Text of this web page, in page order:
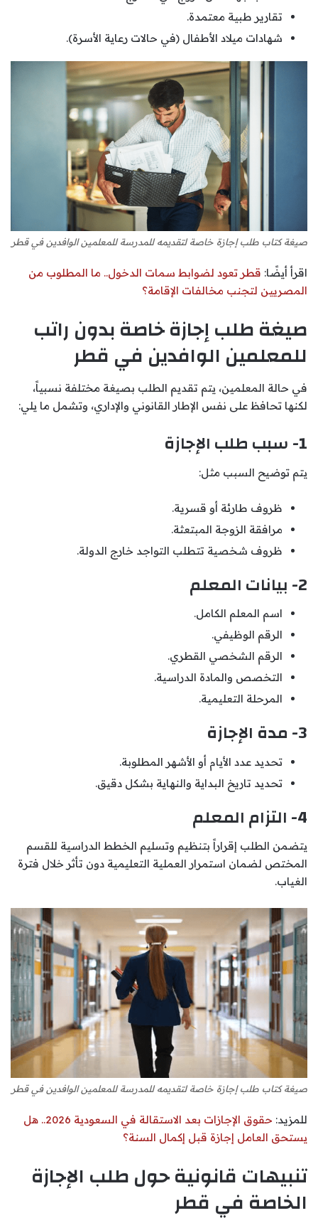
تقارير طبية معتمدة.
شهادات ميلاد الأطفال (في حالات رعاية الأسرة).
صيغة كتاب طلب إجازة خاصة لتقديمه للمدرسة للمعلمين الوافدين في قطر
اقرأ أيضًا: قطر تعود لضوابط سمات الدخول.. ما المطلوب من
المصريين لتجنب مخالفات الإقامة؟
صيغة طلب إجازة خاصة بدون راتب
للمعلمين الوافدين في قطر
في حالة المعلمين، يتم تقديم الطلب بصيغة مختلفة نسبياً،
لكنها تحافظ على نفس الإطار القانوني والإداري، وتشمل ما يلي:
1- سبب طلب الإجازة
يتم توضيح السبب مثل:
ظروف طارئة أو قسرية.
مرافقة الزوجة المبتعثة.
ظروف شخصية تتطلب التواجد خارج الدولة.
2- بيانات المعلم
اسم المعلم الكامل.
الرقم الوظيفي.
الرقم الشخصي القطري.
التخصص والمادة الدراسية.
المرحلة التعليمية.
3- مدة الإجازة
تحديد عدد الأيام أو الأشهر المطلوبة.
تحديد تاريخ البداية والنهاية بشكل دقيق.
4- التزام المعلم
يتضمن الطلب إقراراً بتنظيم وتسليم الخطط الدراسية للقسم
المختص لضمان استمرار العملية التعليمية دون تأثر خلال فترة
الغياب.
صيغة كتاب طلب إجازة خاصة لتقديمه للمدرسة للمعلمين الوافدين في قطر
للمزيد:
حقوق الإجازات بعد الاستقالة في السعودية 2026.. هل
يستحق العامل إجازة قبل إكمال السنة؟
تنبيهات قانونية حول طلب الإجازة
الخاصة في قطر